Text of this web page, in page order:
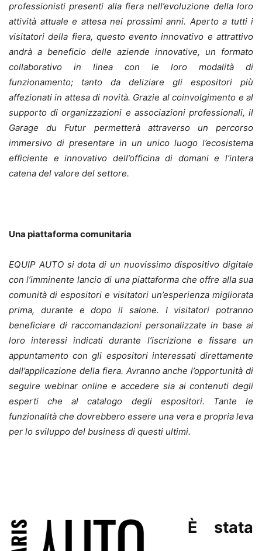
professionisti presenti alla fiera nell’evoluzione della loro
attività attuale e attesa nei prossimi anni. Aperto a tutti i
visitatori della fiera, questo evento innovativo e attrattivo
andrà a beneficio delle aziende innovative, un formato
collaborativo in linea con le loro modalità di
funzionamento; tanto da deliziare gli espositori più
affezionati in attesa di novità. Grazie al coinvolgimento e al
supporto di organizzazioni e associazioni professionali, il
Garage du Futur permetterà attraverso un percorso
immersivo di presentare in un unico luogo l’ecosistema
efficiente e innovativo dell’officina di domani e l’intera
catena del valore del settore.
Una piattaforma comunitaria
EQUIP AUTO si dota di un nuovissimo dispositivo digitale
con l’imminente lancio di una piattaforma che offre alla sua
comunità di espositori e visitatori un’esperienza migliorata
prima, durante e dopo il salone. I visitatori potranno
beneficiare di raccomandazioni personalizzate in base ai
loro interessi indicati durante l’iscrizione e fissare un
appuntamento con gli espositori interessati direttamente
dall’applicazione della fiera. Avranno anche l’opportunità di
seguire webinar online e accedere sia ai contenuti degli
esperti che al catalogo degli espositori. Tante le
funzionalità che dovrebbero essere una vera e propria leva
per lo sviluppo del business di questi ultimi.
È stata